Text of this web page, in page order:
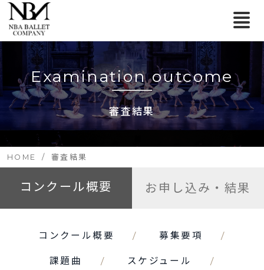
Examination outcome
審査結果
HOME 審査結果
コンクール概要 お申し込み・結果
コンクール概要 募集要項
課題曲 スケジュール